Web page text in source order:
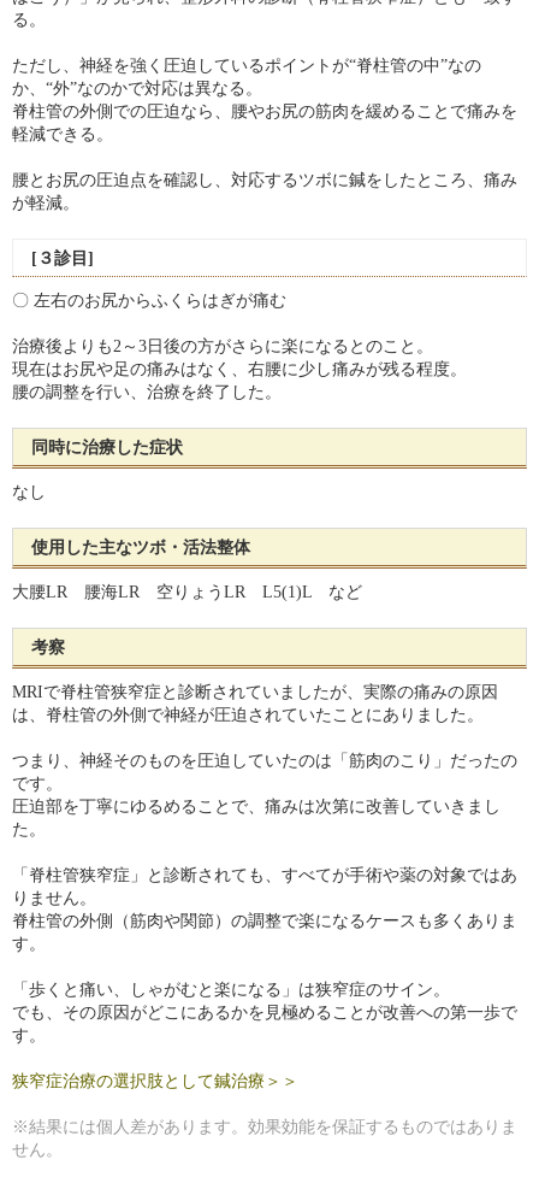
る。
ただし、神経を強く圧迫しているポイントが“脊柱管の中”なの
か、“外”なのかで対応は異なる。
脊柱管の外側での圧迫なら、腰やお尻の筋肉を緩めることで痛みを
軽減できる。
腰とお尻の圧迫点を確認し、対応するツボに鍼をしたところ、痛み
が軽減。
[３診目]
〇 左右のお尻からふくらはぎが痛む
治療後よりも2～3日後の方がさらに楽になるとのこと。
現在はお尻や足の痛みはなく、右腰に少し痛みが残る程度。
腰の調整を行い、治療を終了した。
同時に治療した症状
なし
使用した主なツボ・活法整体
大腰LR 腰海LR 空りょうLR L5(1)L など
考察
MRIで脊柱管狭窄症と診断されていましたが、実際の痛みの原因
は、脊柱管の外側で神経が圧迫されていたことにありました。
つまり、神経そのものを圧迫していたのは「筋肉のこり」だったの
です。
圧迫部を丁寧にゆるめることで、痛みは次第に改善していきまし
た。
「脊柱管狭窄症」と診断されても、すべてが手術や薬の対象ではあ
りません。
脊柱管の外側（筋肉や関節）の調整で楽になるケースも多くありま
す。
「歩くと痛い、しゃがむと楽になる」は狭窄症のサイン。
でも、その原因がどこにあるかを見極めることが改善への第一歩で
す。
狭窄症治療の選択肢として鍼治療＞＞
※結果には個人差があります。効果効能を保証するものではありま
せん。